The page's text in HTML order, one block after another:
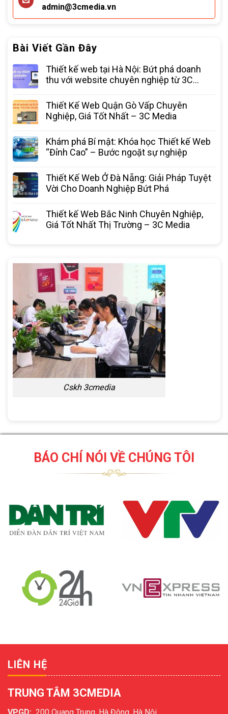
admin@3cmedia.vn
Bài Viết Gần Đây
Thiết kế web tại Hà Nội: Bứt phá doanh
thu với website chuyên nghiệp từ 3C
Thiết Kế Web Quận Gò Vấp Chuyên
Nghiệp, Giá Tốt Nhất – 3C Media
Khám phá Bí mật: Khóa học Thiết kế Web
“Đỉnh Cao” – Bước ngoặt sự nghiệp
Thiết Kế Web Ở Đà Nẵng: Giải Pháp Tuyệt
Vời Cho Doanh Nghiệp Bứt Phá
Thiết kế Web Bắc Ninh Chuyên Nghiệp,
Giá Tốt Nhất Thị Trường – 3C Media
Cskh 3cmedia
BÁO CHÍ NÓI VỀ CHÚNG TÔI
LIÊN HỆ
TRUNG TÂM 3CMEDIA
VPGD: 200 Quang Trung, Hà Đông, Hà Nội